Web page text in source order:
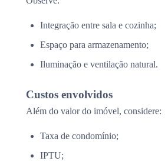
Integração entre sala e cozinha;
Espaço para armazenamento;
Iluminação e ventilação natural.
Custos envolvidos
Além do valor do imóvel, considere:
Taxa de condomínio;
IPTU;